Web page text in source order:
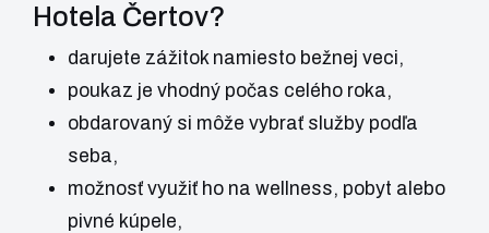
Hotela Čertov?
darujete zážitok namiesto bežnej veci,
poukaz je vhodný počas celého roka,
obdarovaný si môže vybrať služby podľa
seba,
možnosť využiť ho na wellness, pobyt alebo
pivné kúpele,